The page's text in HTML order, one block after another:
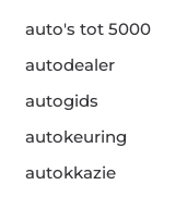
auto's tot 5000
autodealer
autogids
autokeuring
autokkazie